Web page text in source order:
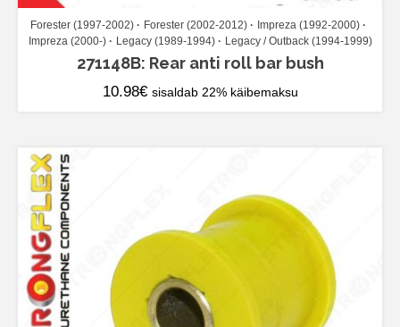
Forester (1997-2002) Forester (2002-2012)
Impreza (1992-2000)
Impreza (2000-)
Legacy (1989-1994) Legacy / Outback (1994-1999)
271148B: Rear anti roll bar bush
10.98€ sisaldab 22% käibemaksu